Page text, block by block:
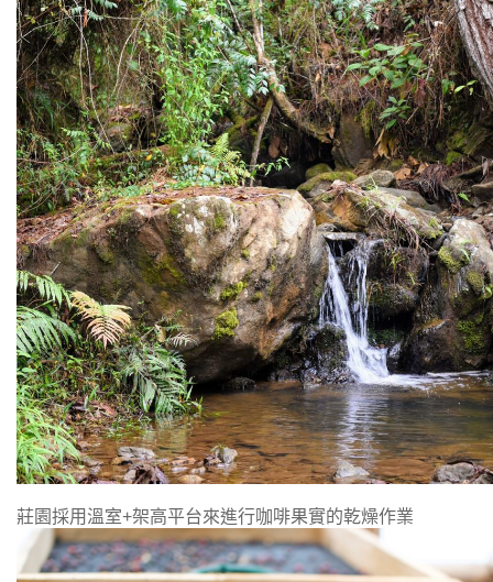
莊園採用溫室+架高平台來進行咖啡果實的乾燥作業